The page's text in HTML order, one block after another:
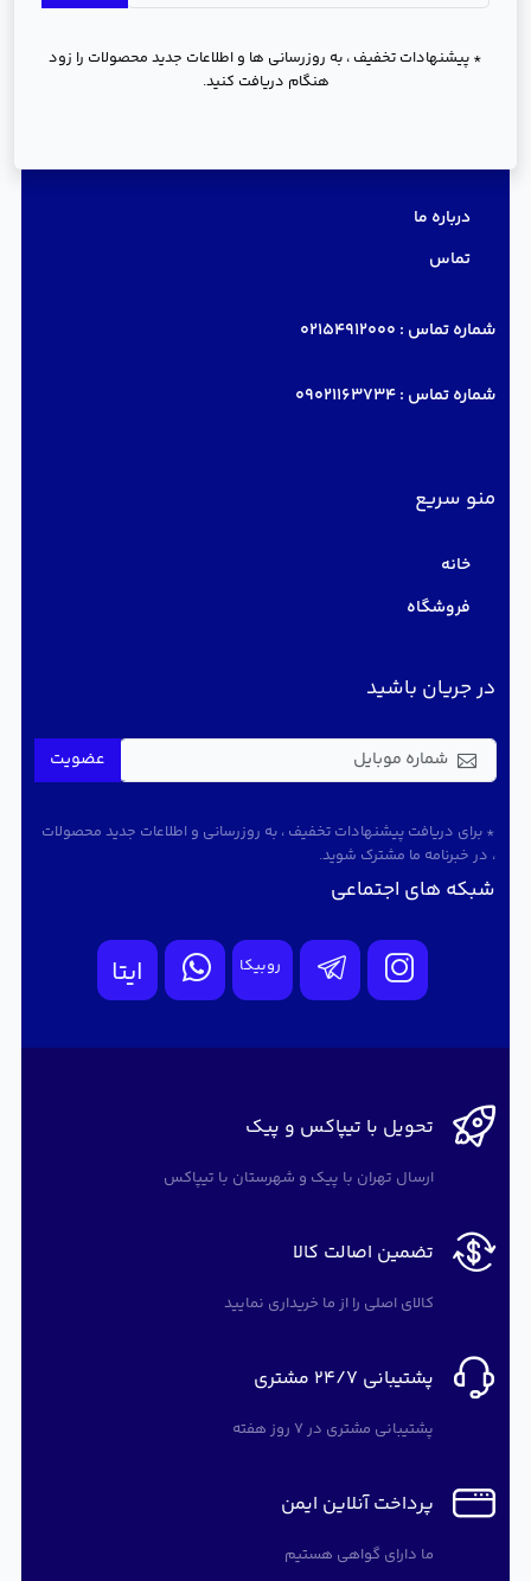
* پیشنهادات تخفیف ، به روزرسانی ها و اطلاعات جدید محصولات را زود
هنگام دریافت کنید.
درباره ما
تماس
شماره تماس : 02154912000
شماره تماس :09021163734
منو سریع
خانه
فروشگاه
در جریان باشید
عضویت
* برای دریافت پیشنهادات تخفیف ، به روزرسانی و اطلاعات جدید محصولات
، در خبرنامه ما مشترک شوید.
شبکه های اجتماعی
روبیکا ایتا
تحویل با تیپاکس و پیک
ارسال تهران با پیک و شهرستان با تیپاکس
تضمین اصالت کالا
کالای اصلی را از ما خریداری نمایید
پشتیبانی 24/7 مشتری
پشتیبانی مشتری در 7 روز هفته
پرداخت آنلاین ایمن
ما دارای گواهی هستیم